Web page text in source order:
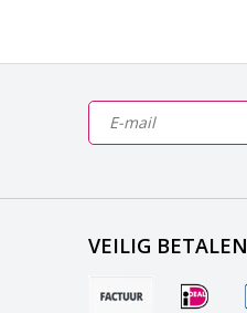
VEILIG BETALEN